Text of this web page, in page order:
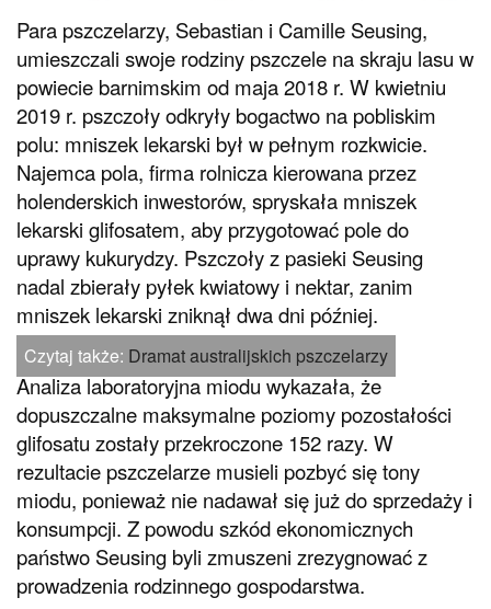
Para pszczelarzy, Sebastian i Camille Seusing,
umieszczali swoje rodziny pszczele na skraju lasu w
powiecie barnimskim od maja 2018 r. W kwietniu
2019 r. pszczoły odkryły bogactwo na pobliskim
polu: mniszek lekarski był w pełnym rozkwicie.
Najemca pola, firma rolnicza kierowana przez
holenderskich inwestorów, spryskała mniszek
lekarski glifosatem, aby przygotować pole do
uprawy kukurydzy. Pszczoły z pasieki Seusing
nadal zbierały pyłek kwiatowy i nektar, zanim
mniszek lekarski zniknął dwa dni później.
Czytaj także: Dramat australijskich pszczelarzy
Analiza laboratoryjna miodu wykazała, że
dopuszczalne maksymalne poziomy pozostałości
glifosatu zostały przekroczone 152 razy. W
rezultacie pszczelarze musieli pozbyć się tony
miodu, ponieważ nie nadawał się już do sprzedaży i
konsumpcji. Z powodu szkód ekonomicznych
państwo Seusing byli zmuszeni zrezygnować z
prowadzenia rodzinnego gospodarstwa.